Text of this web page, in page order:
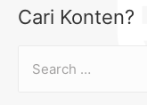
Cari Konten?